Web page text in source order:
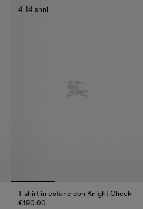
4-14 anni
T-shirt in cotone con Knight Check
€190.00